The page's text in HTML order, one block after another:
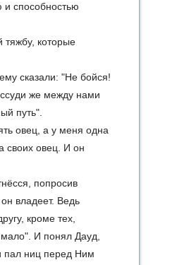
и способностью
которые
сказали: "Не бойся!
же между нами
путь".
овец, а у меня одна
своих овец. И он
попросив
владеет. Ведь
кроме тех,
И понял Дауд,
пал ниц перед Ним